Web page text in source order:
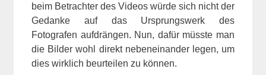
beim Betrachter des Videos würde sich nicht der
Gedanke auf das Ursprungswerk des
Fotografen aufdrängen. Nun, dafür müsste man
die Bilder wohl direkt nebeneinander legen, um
dies wirklich beurteilen zu können.